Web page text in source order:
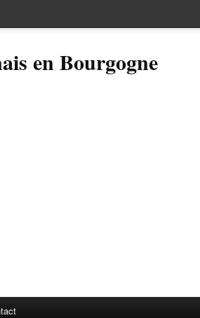
en Bourgogne